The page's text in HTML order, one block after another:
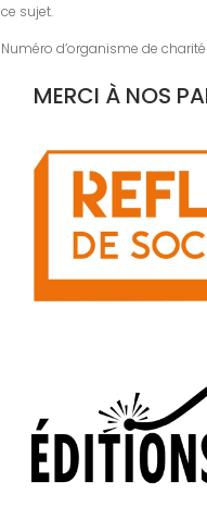
ce sujet.
Numéro d’organisme de charité
MERCI À NOS